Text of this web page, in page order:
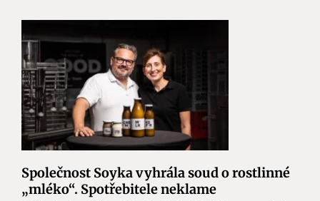
Společnost Soyka vyhrála soud o rostlinné
„mléko“. Spotřebitele neklame